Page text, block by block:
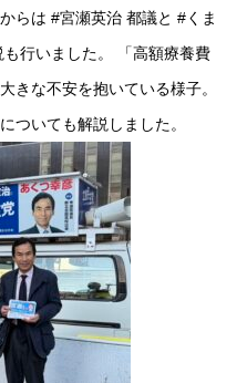
からは#宮瀬英治 都議と#くま
行いました。 「高額療養費
きな不安を抱いている様子。
ついても解説しました。